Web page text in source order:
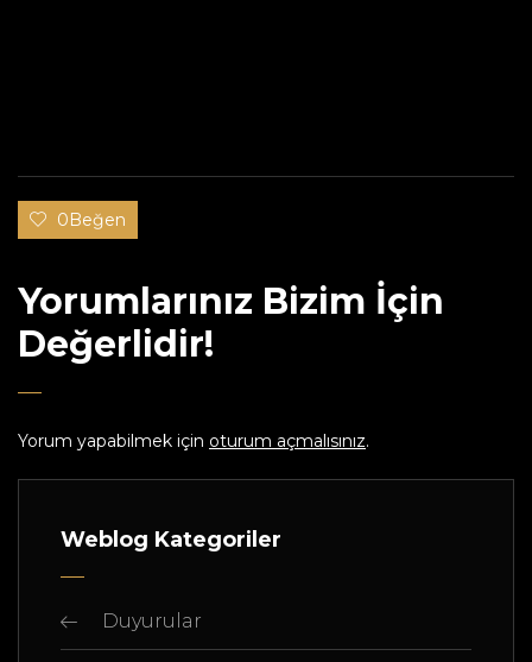
0Beğen
Yorumlarınız Bizim İçin
Değerlidir!
Yorum yapabilmek için oturum açmalısınız.
Weblog Kategoriler
Duyurular